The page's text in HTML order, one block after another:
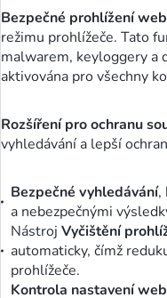
Bezpečné prohlížení
režimu prohlížeče. Tato
malwarem, keyloggery a
aktivována pro všechny
Rozšíření pro ochranu
vyhledávání a lepší
Bezpečné vyhledávání,
a nebezpečnými
Nástroj Vyčištění
automaticky, čímž
prohlížeče.
Kontrola nastavení